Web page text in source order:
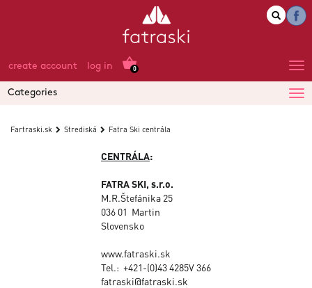
0
create account log in
Categories
Fartraski.sk Strediská Fatra Ski centrála
CENTRÁLA:
FATRA SKI, s.r.o.
M.R.Štefánika 25
036 01 Martin
Slovensko
www.fatraski.sk
Tel.: +421-(0)43 4285V 366
fatraski@fatraski.sk